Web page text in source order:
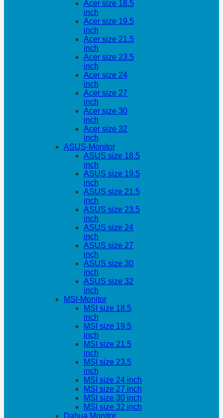
Acer size 18.5
inch
Acer size 19.5
inch
Acer size 21.5
inch
Acer size 23.5
inch
Acer size 24
inch
Acer size 27
inch
Acer size 30
inch
Acer size 32
inch
ASUS-Monitor
ASUS size 18.5
inch
ASUS size 19.5
inch
ASUS size 21.5
inch
ASUS size 23.5
inch
ASUS size 24
inch
ASUS size 27
inch
ASUS size 30
inch
ASUS size 32
inch
MSI-Monitor
MSI size 18.5
inch
MSI size 19.5
inch
MSI size 21.5
inch
MSI size 23.5
inch
MSI size 24 inch
MSI size 27 inch
MSI size 30 inch
MSI size 32 inch
Dahua Monitor